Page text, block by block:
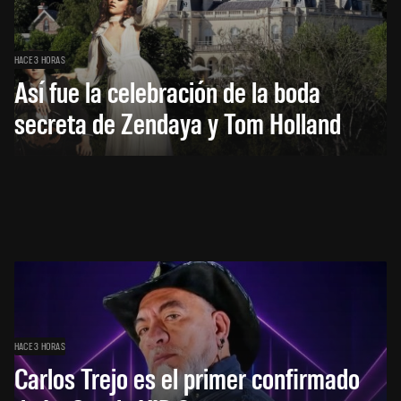
HACE 3 HORAS
Así fue la celebración de la boda
secreta de Zendaya y Tom Holland
HACE 3 HORAS
Carlos Trejo es el primer confirmado